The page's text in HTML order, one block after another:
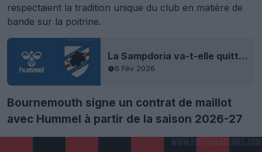
respectaient la tradition unique du club en matière de
bande sur la poitrine.
La Sampdoria va-t-elle quitter Macron pour Hummel ?
6 Fév 2026
Bournemouth signe un contrat de maillot
avec Hummel à partir de la saison 2026-27